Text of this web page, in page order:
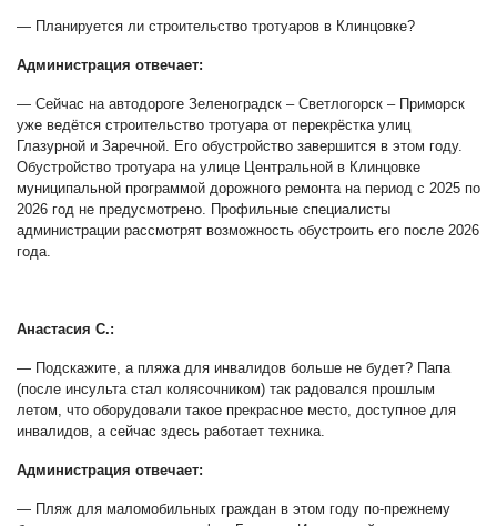
— Планируется ли строительство тротуаров в Клинцовке?
Администрация отвечает:
— Сейчас на автодороге Зеленоградск – Светлогорск – Приморск
уже ведётся строительство тротуара от перекрёстка улиц
Глазурной и Заречной. Его обустройство завершится в этом году.
Обустройство тротуара на улице Центральной в Клинцовке
муниципальной программой дорожного ремонта на период с 2025 по
2026 год не предусмотрено. Профильные специалисты
администрации рассмотрят возможность обустроить его после 2026
года.
Анастасия С.:
— Подскажите, а пляжа для инвалидов больше не будет? Папа
(после инсульта стал колясочником) так радовался прошлым
летом, что оборудовали такое прекрасное место, доступное для
инвалидов, а сейчас здесь работает техника.
Администрация отвечает:
— Пляж для маломобильных граждан в этом году по-прежнему